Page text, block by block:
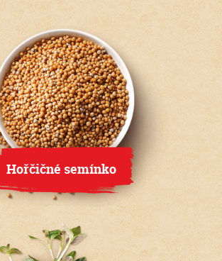
Hořčičné semínko